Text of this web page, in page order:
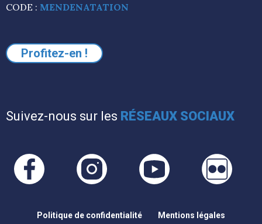
CODE : MENDENATATION
Profitez-en !
Suivez-nous sur les RÉSEAUX SOCIAUX
Politique de confidentialité
Mentions légales